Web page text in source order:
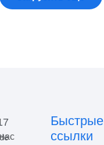
Быстрые
ссылки